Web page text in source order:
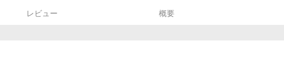
レビュー 概要